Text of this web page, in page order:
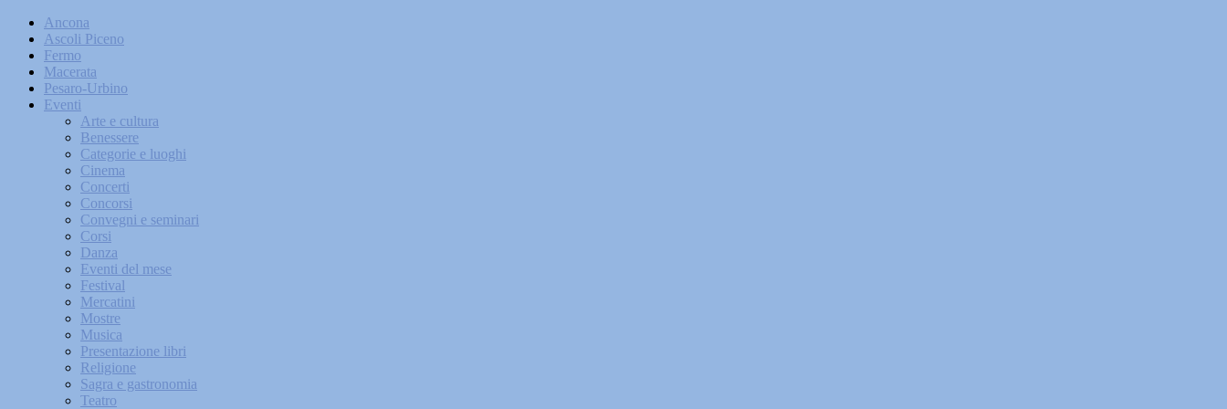
Ancona
Ascoli Piceno
Fermo
Macerata
Pesaro-Urbino
Eventi
Arte e cultura
Benessere
Categorie e luoghi
Cinema
Concerti
Concorsi
Convegni e seminari
Corsi
Danza
Eventi del mese
Festival
Mercatini
Mostre
Musica
Presentazione libri
Religione
Sagra e gastronomia
Teatro